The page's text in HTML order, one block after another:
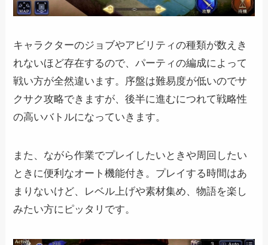
キャラクターのジョブやアビリティの種類が数えき
れないほど存在するので、パーティの編成によって
戦い方が全然違います。序盤は難易度が低いのでサ
クサク攻略できますが、後半に進むにつれて戦略性
の高いバトルになっていきます。
また、ながら作業でプレイしたいときや周回したい
ときに便利なオート機能付き。プレイする時間はあ
まりないけど、レベル上げや素材集め、物語を楽し
みたい方にピッタリです。